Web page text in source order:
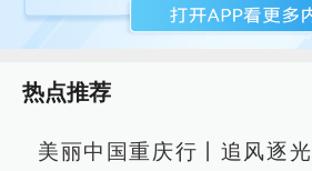
热点推荐
美丽中国重庆行丨追风逐光